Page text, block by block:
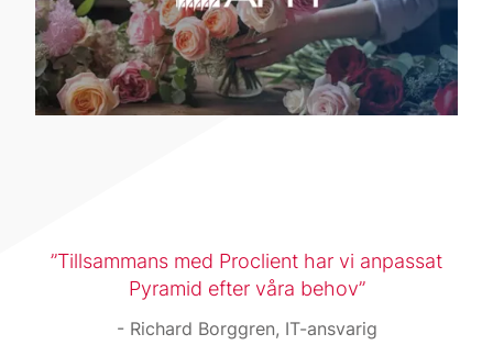
Tillsammans med Proclient har vi anpassat
Pyramid efter våra behov
Richard Borggren, IT-ansvarig